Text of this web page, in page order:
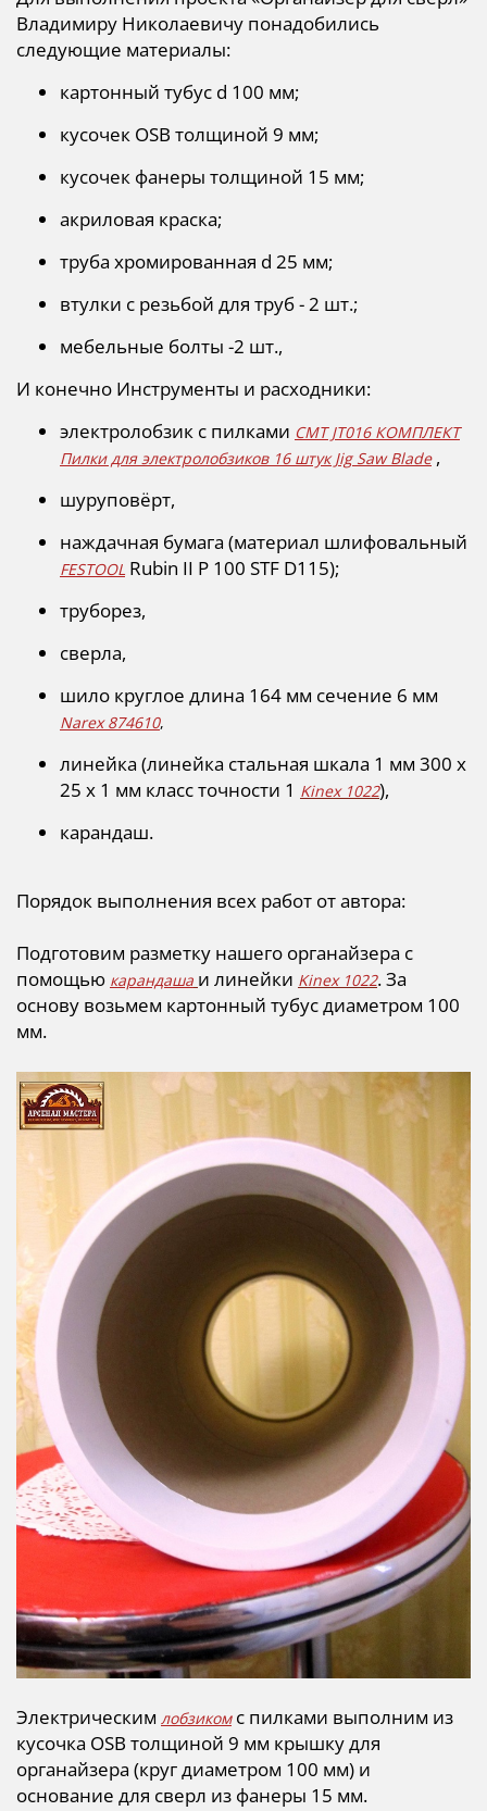
Владимиру Николаевичу понадобились
следующие материалы:
картонный тубус d 100 мм;
кусочек ОSB толщиной 9 мм;
кусочек фанеры толщиной 15 мм;
акриловая краска;
труба хромированная d 25 мм;
втулки с резьбой для труб - 2 шт.;
мебельные болты -2 шт.,
И конечно Инструменты и расходники:
электролобзик с пилками CMT JT016 КОМПЛЕКТ
Пилки для электролобзиков 16 штук Jig Saw Blade,
шуруповёрт,
наждачная бумага (материал шлифовальный
FESTOOL Rubin II P 100 STF D115);
труборез,
сверла,
шило круглое длина 164 мм сечение 6 мм
Narex 874610,
линейка (линейка стальная шкала 1 мм 300 х
25 х 1 мм класс точности 1 Kinex 1022),
карандаш.
Порядок выполнения всех работ от автора:
Подготовим разметку нашего органайзера с
помощью карандаша и линейки Kinex 1022.За
основу возьмем картонный тубус диаметром 100
мм.
Электрическим лобзикомс пилками выполним из
кусочка ОSB толщиной 9 мм крышку для
органайзера (круг диаметром 100 мм) и
основание для сверл из фанеры 15 мм.